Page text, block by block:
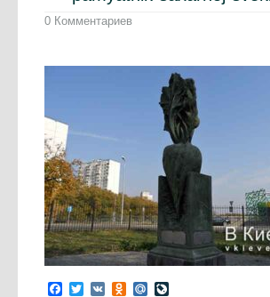
0 Комментариев
Facebook
Twitter
VK Odnoklassniki
Mail.Ru